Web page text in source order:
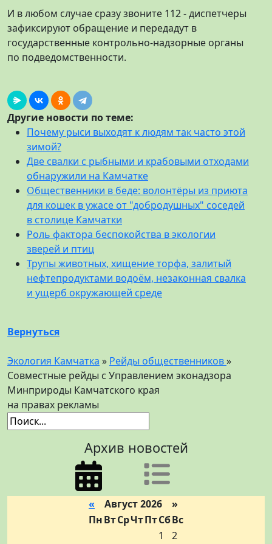
И в любом случае сразу звоните 112 - диспетчеры
зафиксируют обращение и передадут в
государственные контрольно-надзорные органы
по подведомственности.
Другие новости по теме:
Почему рыси выходят к людям так часто этой
зимой?
Две свалки с рыбными и крабовыми отходами
обнаружили на Камчатке
Общественники в беде: волонтёры из приюта
для кошек в ужасе от "добродушных" соседей
в столице Камчатки
Роль фактора беспокойства в экологии
зверей и птиц
Трупы животных, хищение торфа, залитый
нефтепродуктами водоём, незаконная свалка
и ущерб окружающей среде
Вернуться
Экология Камчатка » Рейды общественников»
Совместные рейды с Управлением эконадзора
Минприроды Камчатского края
на правах рекламы
Архив новостей
« Август 2026 »
ПнВтСрЧтПтСбВс
1
2